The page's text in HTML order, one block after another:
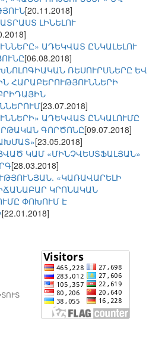
[20.11.2018]
ԼԻՆԵԼՈՒ
ԱԴԵԿՎԱՏ ԸՆԿԱԼԵԼՈՒ
[06.08.2018]
ՌԵՍՈՒՐՍՆԵՐԸ ԵՎ
ՀԱՐԱԲԵՐՈՒԹՅՈՒՆՆԵՐԻ
[23.07.2018]
ԱԴԵԿՎԱՏ ԸՆԿԱԼՈՒՄԸ
ԳՈՐԾՈՆԸ[09.07.2018]
[23.05.2018]
ԿԱՄ «ՄԻՆՉՎԵՍՏՖԱԼՅԱՆ»
[28.03.2018]
«ԿԱՌԱՎԱՐԵԼԻ
ԿՐՈՆԱԿԱՆ
ՓՈԽՈՒՄ Է
[22.01.2018]